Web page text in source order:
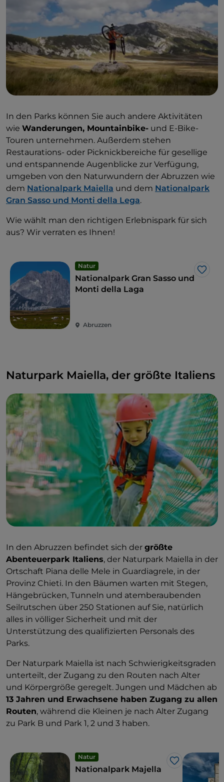
In den Parks können Sie auch andere Aktivitäten
wie Wanderungen, Mountainbike- und E-Bike-
Touren unternehmen. Außerdem stehen
Restaurations- oder Picknickbereiche für gesellige
und entspannende Augenblicke zur Verfügung,
umgeben von den Naturwundern der Abruzzen wie
dem Nationalpark Maiella und dem Nationalpark
Gran Sasso und Monti della Lega.
Wie wählt man den richtigen Erlebnispark für sich
aus? Wir verraten es Ihnen!
Natur
Like
Nationalpark Gran Sasso und
Monti della Laga
Abruzzen
Naturpark Maiella, der größte Italiens
In den Abruzzen befindet sich der größte
Abenteuerpark Italiens, der Naturpark Maiella in der
Ortschaft Piana delle Mele in Guardiagrele, in der
Provinz Chieti. In den Bäumen warten mit Stegen,
Hängebrücken, Tunneln und atemberaubenden
Seilrutschen über 250 Stationen auf Sie, natürlich
alles in völliger Sicherheit und mit der
Unterstützung des qualifizierten Personals des
Parks.
Der Naturpark Maiella ist nach Schwierigkeitsgraden
unterteilt, der Zugang zu den Routen nach Alter
und Körpergröße geregelt. Jungen und Mädchen ab
13 Jahren und Erwachsene haben Zugang zu allen
Routen, während die Kleinen je nach Alter Zugang
zu Park B und Park 1, 2 und 3 haben.
Natur
Like
Nationalpark Majella